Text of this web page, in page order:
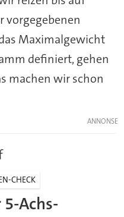
vorgegebenen
Maximalgewicht
definiert, gehen
machen wir schon
CHECK
Achs-